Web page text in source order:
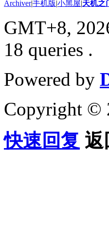
Archiver|手机版|小黑屋|天机之
GMT+8,
18 queries .
Powered by
Copyright ©
快速回复 返